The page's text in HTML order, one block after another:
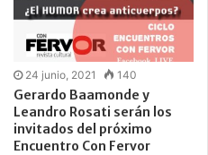
24 junio, 2021 140
Gerardo Baamonde y
Leandro Rosati serán los
invitados del próximo
Encuentro Con Fervor